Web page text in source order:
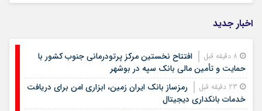
اخبار جدید
افتتاح نخستین مرکز پرتودرمانی جنوب کشور با
حمایت و تأمین مالی بانک سپه در بوشهر
رمزساز بانک ایران زمین، ابزاری امن برای دریافت
خدمات بانکداری دیجیتال